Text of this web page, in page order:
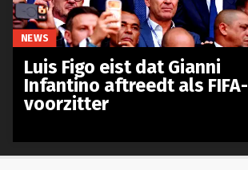
NEWS
Luis Figo eist dat Gianni
Infantino aftreedt als FIFA-
voorzitter